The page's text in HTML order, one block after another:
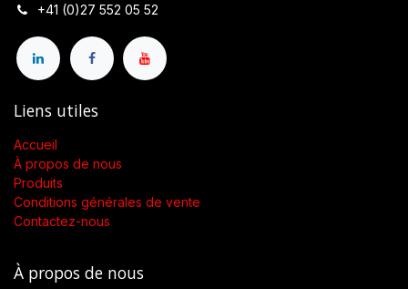
+41 (0)27 552 05 52
Liens utiles
Accueil
À propos de nous
Produits
Conditions générales de vente
Contactez-nous
À propos de nous